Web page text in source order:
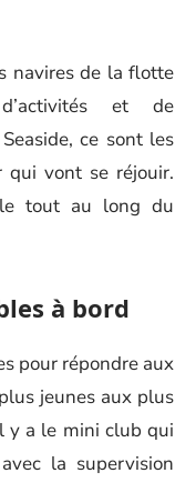
navires de la flotte
et de
ce sont les
qui vont se réjouir.
tout au long du
à bord
pour répondre aux
jeunes aux plus
y a le mini club qui
la supervision